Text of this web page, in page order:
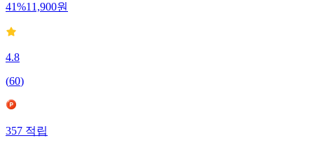
41%11,900원
4.8
(60)
357 적립